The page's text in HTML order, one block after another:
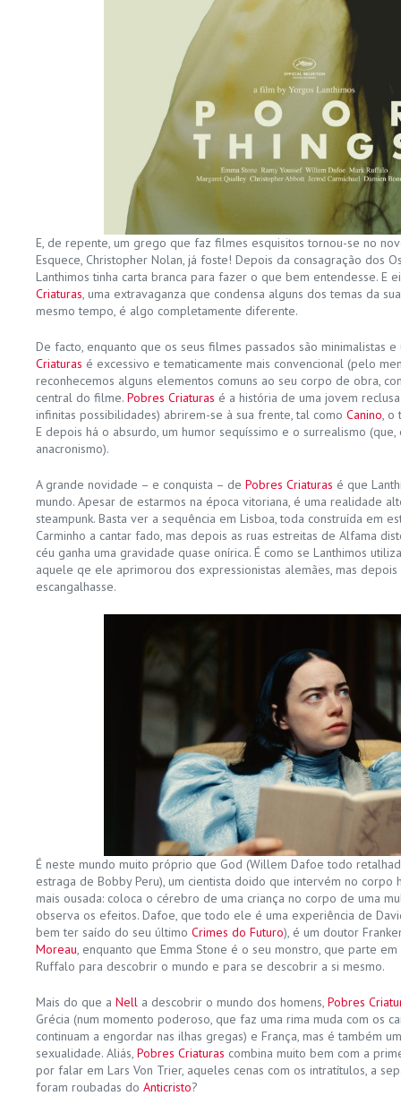
E, de repente, um grego que faz filmes esquisitos tornou-se no
Esquece, Christopher Nolan, já foste! Depois da consagração dos
Lanthimos tinha carta branca para fazer o que bem entendesse. E
Criaturas, uma extravaganza que condensa alguns dos temas da
mesmo tempo, é algo completamente diferente.
De facto, enquanto que os seus filmes passados são minimalistas
Criaturas é excessivo e tematicamente mais convencional (pelo
reconhecemos alguns elementos comuns ao seu corpo de obra,
central do filme. Pobres Criaturas é a história de uma jovem
infinitas possibilidades) abrirem-se à sua frente, tal como Canino, o
E depois há o absurdo, um humor sequíssimo e o surrealismo
anacronismo).
A grande novidade – e conquista – de Pobres Criaturas é que
mundo. Apesar de estarmos na época vitoriana, é uma realidade
steampunk. Basta ver a sequência em Lisboa, toda construída em
Carminho a cantar fado, mas depois as ruas estreitas de Alfama
céu ganha uma gravidade quase onírica. É como se Lanthimos
aquele qe ele aprimorou dos expressionistas alemães, mas
escangalhasse.
É neste mundo muito próprio que God (Willem Dafoe todo
estraga de Bobby Peru), um cientista doido que intervém no corpo
mais ousada: coloca o cérebro de uma criança no corpo de uma
observa os efeitos. Dafoe, que todo ele é uma experiência de
bem ter saído do seu último Crimes do Futuro), é um doutor
Moreau, enquanto que Emma Stone é o seu monstro, que parte
Ruffalo para descobrir o mundo e para se descobrir a si mesmo.
Mais do que a Nell a descobrir o mundo dos homens, Pobres
Grécia (num momento poderoso, que faz uma rima muda com os
continuam a engordar nas ilhas gregas) e França, mas é também
sexualidade. Aliás, Pobres Criaturas combina muito bem com a
por falar em Lars Von Trier, aqueles cenas com os intratítulos, a
foram roubadas do Anticristo?